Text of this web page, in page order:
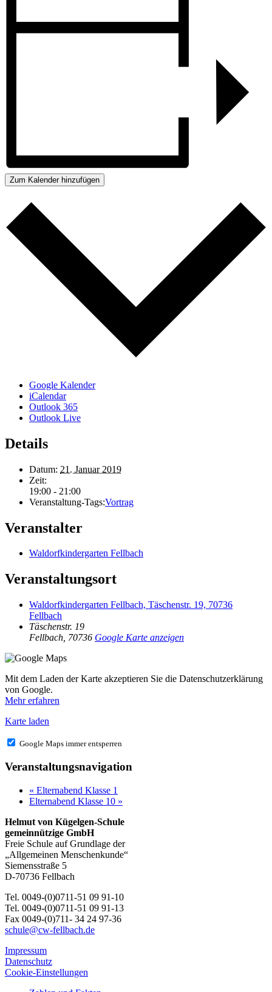
Zum Kalender hinzufügen
Google Kalender
iCalendar
Outlook 365
Outlook Live
Details
Datum: 21. Januar 2019
Zeit:
19:00 - 21:00
Veranstaltung-Tags:Vortrag
Veranstalter
Waldorfkindergarten Fellbach
Veranstaltungsort
Waldorfkindergarten Fellbach, Täschenstr. 19, 70736
Fellbach
Täschenstr. 19
Fellbach 70736 Google Karte anzeigen
Mit dem Laden der Karte akzeptieren Sie die Datenschutzerklärung
von Google.
Mehr erfahren
Karte laden
Google Maps immer entsperren
Veranstaltungsnavigation
« Elternabend Klasse 1
Elternabend Klasse 10 »
Helmut von Kügelgen-Schule
gemeinnützige GmbH
Freie Schule auf Grundlage der
„Allgemeinen Menschenkunde“
Siemensstraße 5
D-70736 Fellbach
Tel. 0049-(0)0711-51 09 91-10
Tel. 0049-(0)0711-51 09 91-13
Fax 0049-(0)711- 34 24 97-36
schule@cw-fellbach.de
Impressum
Datenschutz
Cookie-Einstellungen